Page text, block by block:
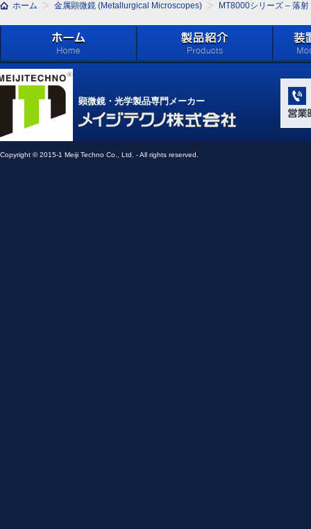
ホーム 金属顕微鏡 (Metallurgical Microscopes) MT8000シリーズ – 落
ホーム
学系」
Light
顕微鏡・光学製品専門メーカー
Copyright © 2015-1 Meiji Techno Co., Ltd. - All rights reserved.